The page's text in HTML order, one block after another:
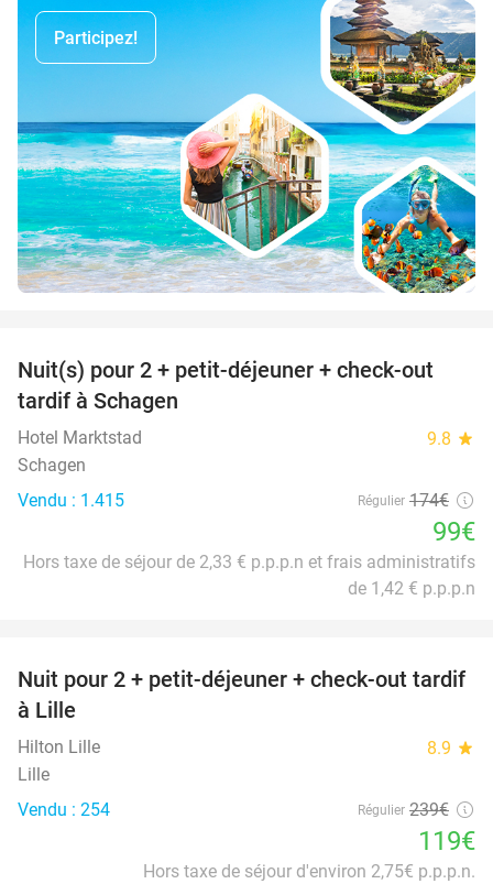
Participez!
43%
Nuit(s) pour 2 + petit-déjeuner + check-out
tardif à Schagen
Hotel Marktstad 9.8 star
Schagen
Vendu : 1.415
Régulier 174€
99€
Hors taxe de séjour de 2,33 € p.p.p.n et frais administratifs
de 1,42 € p.p.p.n
50%
Nuit pour 2 + petit-déjeuner + check-out tardif
à Lille
Hilton Lille 8.9 star
Lille
Vendu : 254
Régulier 239€
119€
Hors taxe de séjour d'environ 2,75€ p.p.p.n.